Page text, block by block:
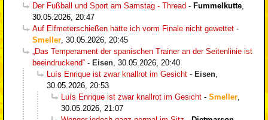
Der Fußball und Sport am Samstag - Thread - Fummelkutte
30.05.2026, 20:47
Auf Elfmeterschießen hätte ich vorm Finale nicht gewettet -
Smeller 30.05.2026, 20:45
„Das Temperament der spanischen Trainer an der Seitenlinie ist
beeindruckend“ - Eisen 30.05.2026, 20:40
Luís Enrique ist zwar knallrot im Gesicht - Eisen
30.05.2026, 20:53
Luís Enrique ist zwar knallrot im Gesicht - Smeller
30.05.2026, 21:07